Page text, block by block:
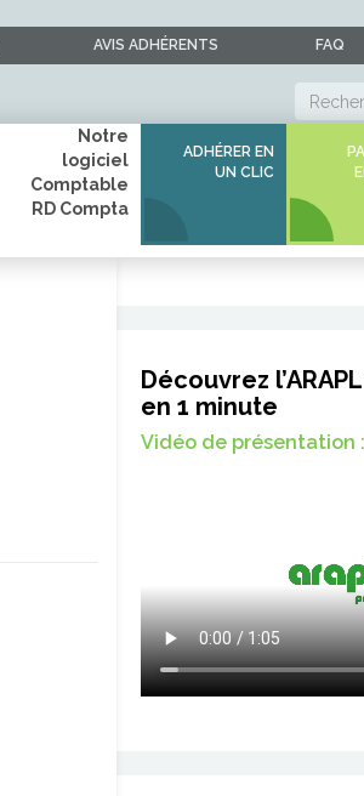
AVIS ADHÉRENTS FAQ
ADHÉRER EN
UN CLIC
Notre
logiciel
Comptable
RD Compta
Découvrez
en 1 minute
Vidéo de présentation :